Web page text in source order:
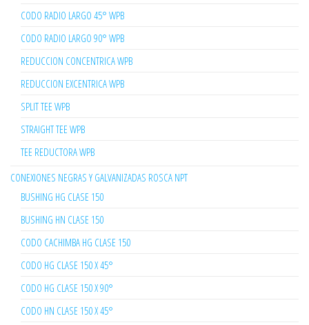
CODO RADIO LARGO 45° WPB
CODO RADIO LARGO 90° WPB
REDUCCION CONCENTRICA WPB
REDUCCION EXCENTRICA WPB
SPLIT TEE WPB
STRAIGHT TEE WPB
TEE REDUCTORA WPB
CONEXIONES NEGRAS Y GALVANIZADAS ROSCA NPT
BUSHING HG CLASE 150
BUSHING HN CLASE 150
CODO CACHIMBA HG CLASE 150
CODO HG CLASE 150 X 45°
CODO HG CLASE 150 X 90°
CODO HN CLASE 150 X 45°